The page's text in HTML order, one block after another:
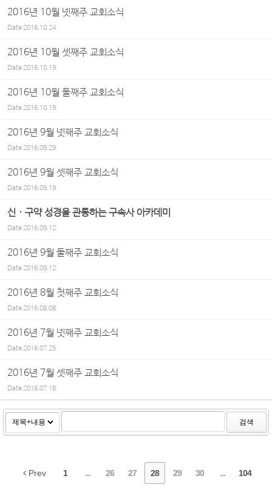
2016년 10월 넷째주 교회소식
Date2016.10.24
2016년 10월 셋째주 교회소식
Date2016.10.19
2016년 10월 둘째주 교회소식
Date2016.10.19
2016년 9월 넷째주 교회소식
Date2016.09.29
2016년 9월 셋째주 교회소식
Date2016.09.19
신 · 구약 성경을 관통하는 구속사 아카데미
Date2016.09.12
2016년 9월 둘째주 교회소식
Date2016.09.12
2016년 8월 첫째주 교회소식
Date2016.08.08
2016년 7월 넷째주 교회소식
Date2016.07.25
2016년 7월 셋째주 교회소식
Date2016.07.18
검색
Prev 1 ... 26 27 28 29 30 ... 104